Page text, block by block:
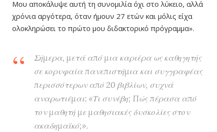
Μου αποκάλυψε αυτή τη συνομιλία όχι στο λύκειο, αλλά
χρόνια αργότερα, όταν ήμουν 27 ετών και μόλις είχα
ολοκληρώσει το πρώτο μου διδακτορικό πρόγραμμα».
Σήμερα, μετά από μια καριέρα ως καθηγητής
σε κορυφαία πανεπιστήμια και συγγραφέας
περισσότερων από 20 βιβλίων, συχνά
αναρωτιέμαι: «Τι συνέβη; Πώς πέρασα από
τον μαθητή με μαθησιακές δυσκολίες στον
ακαδημαϊκό;».